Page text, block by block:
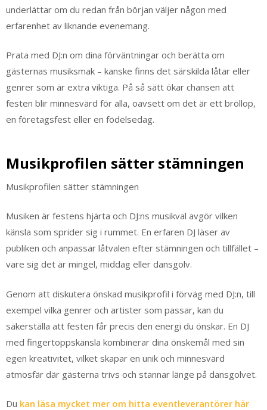
underlättar om du redan från början väljer någon med
erfarenhet av liknande evenemang.
Prata med DJ:n om dina förväntningar och berätta om
gästernas musiksmak – kanske finns det särskilda låtar eller
genrer som är extra viktiga. På så sätt ökar chansen att
festen blir minnesvärd för alla, oavsett om det är ett bröllop,
en företagsfest eller en födelsedag.
Musikprofilen sätter stämningen
Musikprofilen sätter stämningen
Musiken är festens hjärta och DJ:ns musikval avgör vilken
känsla som sprider sig i rummet. En erfaren DJ läser av
publiken och anpassar låtvalen efter stämningen och tillfället –
vare sig det är mingel, middag eller dansgolv.
Genom att diskutera önskad musikprofil i förväg med DJ:n, till
exempel vilka genrer och artister som passar, kan du
säkerställa att festen får precis den energi du önskar. En DJ
med fingertoppskänsla kombinerar dina önskemål med sin
egen kreativitet, vilket skapar en unik och minnesvärd
atmosfär där gästerna trivs och stannar länge på dansgolvet.
Du kan läsa mycket mer om hitta eventleverantörer här